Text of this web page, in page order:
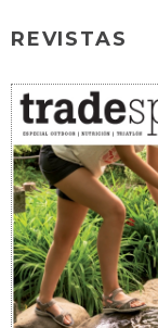
REVISTAS